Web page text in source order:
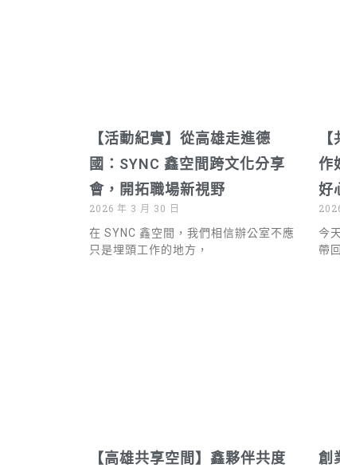
【活動紀實】從高雄走進德
國：SYNC 鑫空間跨文化分享
會，開拓職場新視野
2026 年 3 月 30 日
在 SYNC 鑫空間，我們相信辦公室不應
只是埋頭工作的地方，
作
好
今
帶
【高雄共享空間】鑫夥伴共度
創